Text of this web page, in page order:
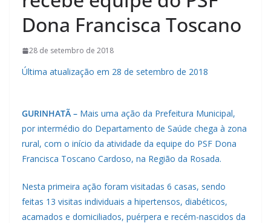
Dona Francisca Toscano
28 de setembro de 2018
Última atualização em 28 de setembro de 2018
GURINHATÃ – Mais uma ação da Prefeitura Municipal,
por intermédio do Departamento de Saúde chega à zona
rural, com o início da atividade da equipe do PSF Dona
Francisca Toscano Cardoso, na Região da Rosada.
Nesta primeira ação foram visitadas 6 casas, sendo
feitas 13 visitas individuais a hipertensos, diabéticos,
acamados e domiciliados, puérpera e recém-nascidos da